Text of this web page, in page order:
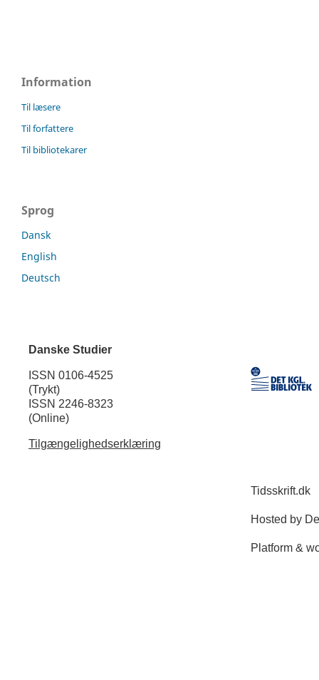
Information
Til læsere
Til forfattere
Til bibliotekarer
Sprog
Dansk
English
Deutsch
Danske Studier
ISSN 0106-4525
(Trykt)
ISSN 2246-8323
(Online)
Tilgængelighedserklæring